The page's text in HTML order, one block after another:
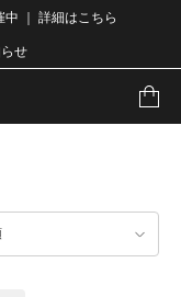
中 ｜ 詳細はこちら
せ